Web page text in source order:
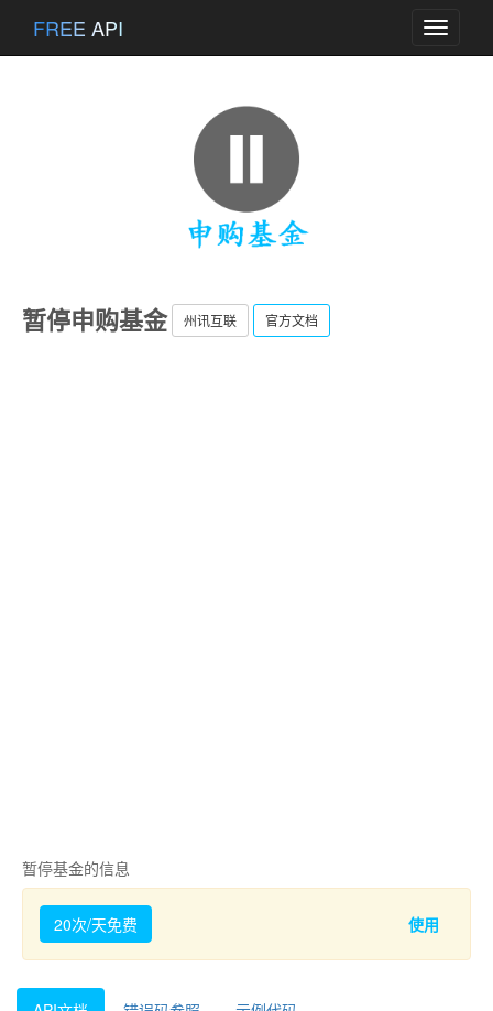
Toggle
FREE API
暂停申购基金 州讯互联 官方文档
暂停基金的信息
20次/天免费 使用